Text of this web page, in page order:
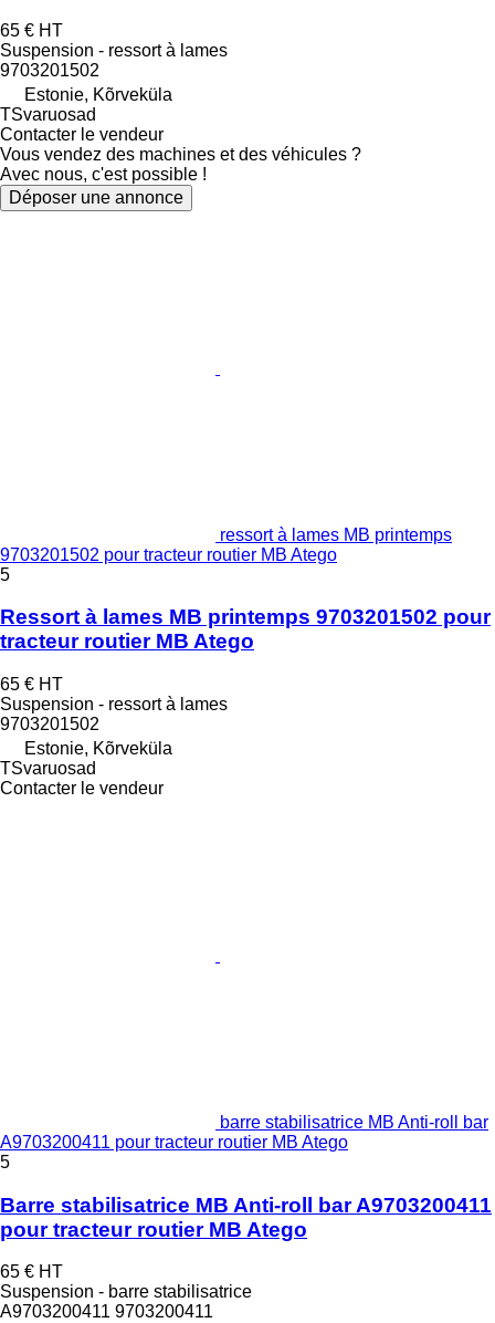
65 € HT
Suspension - ressort à lames
9703201502
Estonie, Kõrveküla
TSvaruosad
Contacter le vendeur
Vous vendez des machines et des véhicules ?
Avec nous, c'est possible !
Déposer une annonce
ressort à lames MB printemps
9703201502 pour tracteur routier MB Atego
5
Ressort à lames MB printemps 9703201502 pour
tracteur routier MB Atego
65 € HT
Suspension - ressort à lames
9703201502
Estonie, Kõrveküla
TSvaruosad
Contacter le vendeur
barre stabilisatrice MB Anti-roll bar
A9703200411 pour tracteur routier MB Atego
5
Barre stabilisatrice MB Anti-roll bar A9703200411
pour tracteur routier MB Atego
65 € HT
Suspension - barre stabilisatrice
A9703200411 9703200411